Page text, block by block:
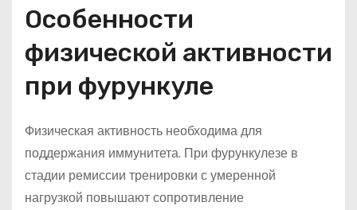
Особенности
физической активности
при фурункуле
Физическая активность необходима для
поддержания иммунитета. При фурункулезе в
стадии ремиссии тренировки с умеренной
нагрузкой повышают сопротивление